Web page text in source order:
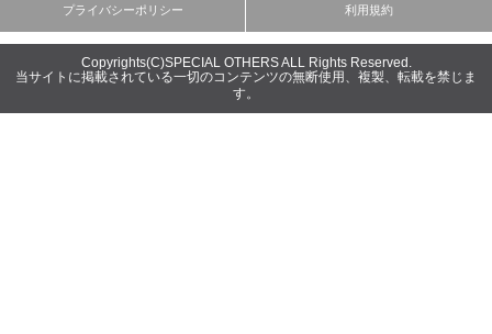
Copyrights(C)SPECIAL OTHERS ALL Rights Reserved.
当サイトに掲載されている一切のコンテンツの無断使用、複製、転載を禁じま
す。